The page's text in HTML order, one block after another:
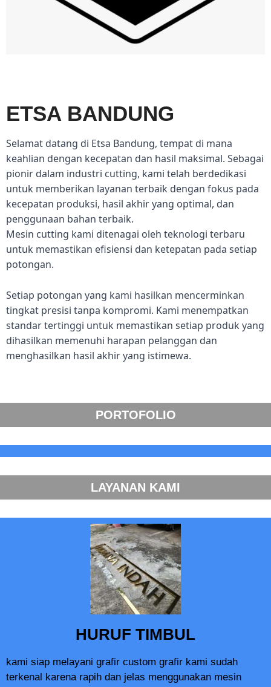
ETSA BANDUNG
Selamat datang di Etsa Bandung, tempat di mana
keahlian dengan kecepatan dan hasil maksimal. Sebagai
pionir dalam industri cutting, kami telah berdedikasi
untuk memberikan layanan terbaik dengan fokus pada
kecepatan produksi, hasil akhir yang optimal, dan
penggunaan bahan terbaik.
Mesin cutting kami ditenagai oleh teknologi terbaru
untuk memastikan efisiensi dan ketepatan pada setiap
potongan.
Setiap potongan yang kami hasilkan mencerminkan
tingkat presisi tanpa kompromi. Kami menempatkan
standar tertinggi untuk memastikan setiap produk yang
dihasilkan memenuhi harapan pelanggan dan
menghasilkan hasil akhir yang istimewa.
PORTOFOLIO
LAYANAN KAMI
HURUF TIMBUL
kami siap melayani grafir custom grafir kami sudah
terkenal karena rapih dan jelas menggunakan mesin